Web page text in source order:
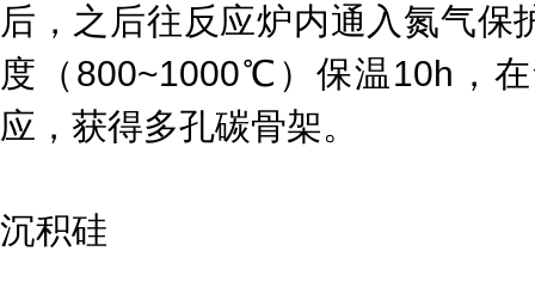
后，之后往反应炉内通入氮气
度（800~1000℃）保温10h，
应，获得多孔碳骨架。
沉积硅